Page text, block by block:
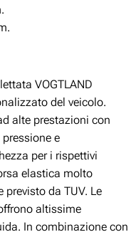
VOGTLAND
del veicolo.
alte prestazioni con
e
per i rispettivi
elastica molto
da TUV. Le
altissime
In combinazione con